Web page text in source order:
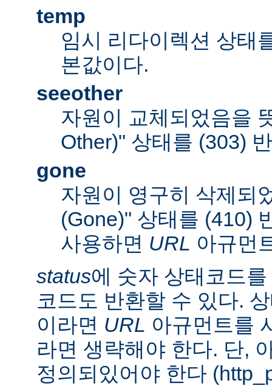
temp
임시 리다이렉션 상태
본값이다.
seeother
자원이 교체되었음을
Other)" 상태를 (303)
gone
자원이 영구히 삭제되
(Gone)" 상태를 (410)
사용하면 URL 아규먼
status에 숫자 상태코드
코드도 반환할 수 있다.
이라면 URL 아규먼트를
라면 생략해야 한다. 단,
정의되있어야 한다